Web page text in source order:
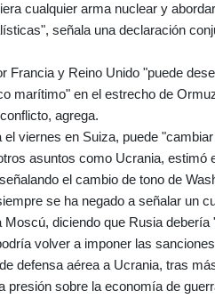
cualquier arma nuclear y
señala una declaración
Francia y Reino Unido "puede
marítimo" en el estrecho de
agrega.
viernes en Suiza, puede
asuntos como Ucrania, estimó
el cambio de tono de
se ha negado a señalar un
diciendo que Rusia
volver a imponer las
defensa aérea a Ucrania, tras
presión sobre la economía de